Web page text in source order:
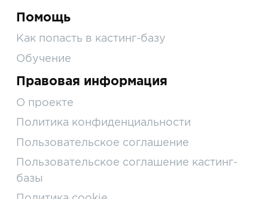
Помощь
Как попасть в кастинг-базу
Обучение
Правовая информация
О проекте
Политика конфиденциальности
Пользовательское соглашение
Пользовательское соглашение кастинг-
базы